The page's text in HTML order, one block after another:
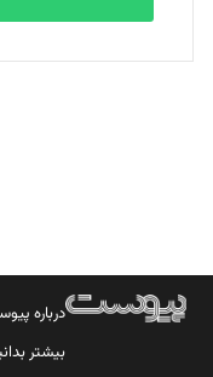
بابک نقاش
تحریریه
درباره
بیشتر